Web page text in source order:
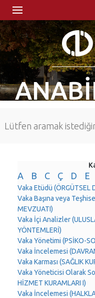
A B C Ç D E
Vaka Etüdü (ÖRGÜTSEL
Vaka Başına veya
MEVZUATI)
Vaka İçi Analizler
YÖNTEMLERİ)
Vaka Yönetimi (PSİKO-
Vaka İncelemesi
Vaka Karması (SAĞLIK
Vaka Yöneticisi Olarak
HİZMET KURAMLARI I)
Vaka İncelemesi